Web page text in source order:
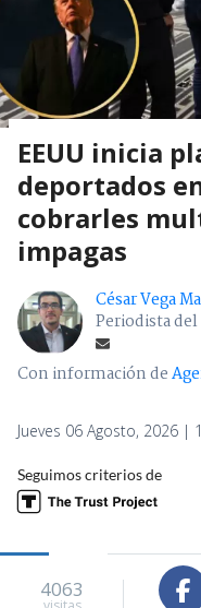
EEUU inicia
deportados
cobrarles
impagas
César Vega
Periodista
Con información de
Jueves 06 Agosto, 2026 |
Seguimos criterios de
4063